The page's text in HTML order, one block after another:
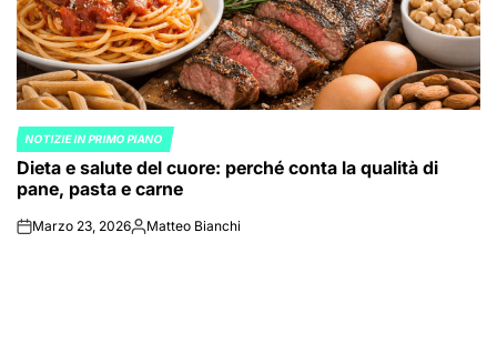
POSTED
IN
NOTIZIE IN PRIMO PIANO
Dieta e salute del cuore: perché conta la qualità di
pane, pasta e carne
onMarzo 23, 2026Posted
Matteo Bianchi